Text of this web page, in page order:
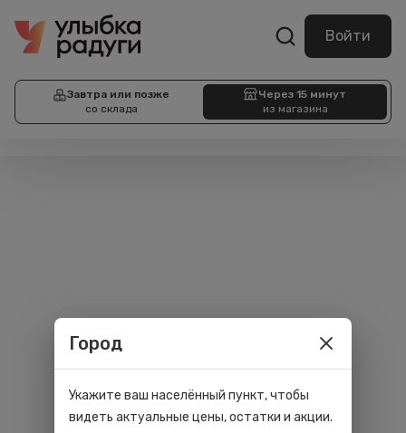
Войти
Завтра или позже
со склада
Через 15 минут
из магазина
Город
Укажите ваш населённый пункт, чтобы
видеть актуальные цены, остатки и акции.